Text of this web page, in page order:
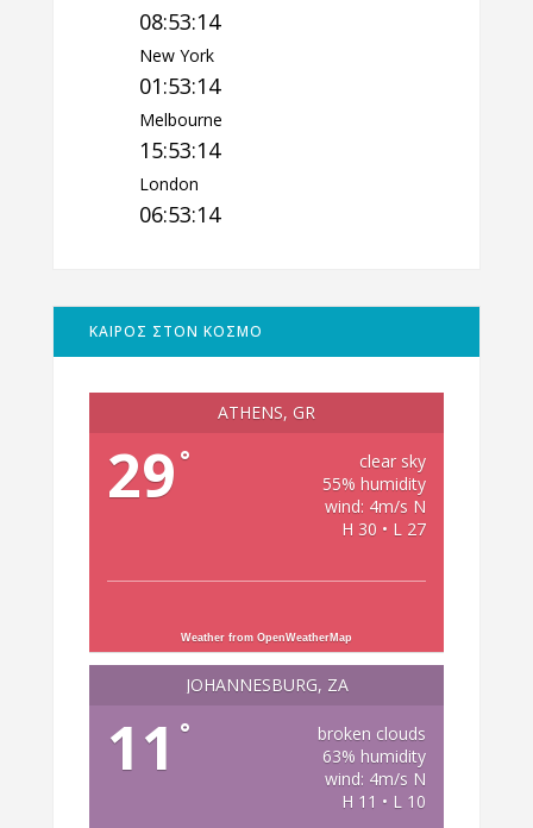
08:53:15
New York
01:53:15
Melbourne
15:53:15
London
06:53:15
ΚΑΙΡΟΣ ΣΤΟΝ ΚΟΣΜΟ
ATHENS, GR
29 °
clear sky
55% humidity
wind: 4m/s N
H 30 • L 27
Weather from OpenWeatherMap
JOHANNESBURG, ZA
11 °
broken clouds
63% humidity
wind: 4m/s N
H 11 • L 10